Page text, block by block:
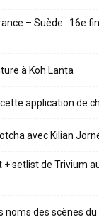
– Suède : 16e
à Koh Lanta
application de
avec Kilian
+ setlist de Trivium
noms des scènes du